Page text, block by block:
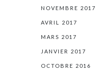
NOVEMBRE 2017
AVRIL 2017
MARS 2017
JANVIER 2017
OCTOBRE 2016